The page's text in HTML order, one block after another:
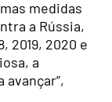
medidas
a Rússia,
2019, 2020 e
a